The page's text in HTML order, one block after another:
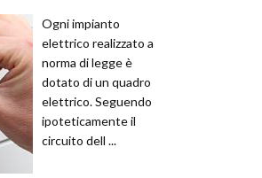
Ogni impianto
elettrico realizzato a
norma di legge è
dotato di un quadro
elettrico. Seguendo
ipoteticamente il
circuito dell ...